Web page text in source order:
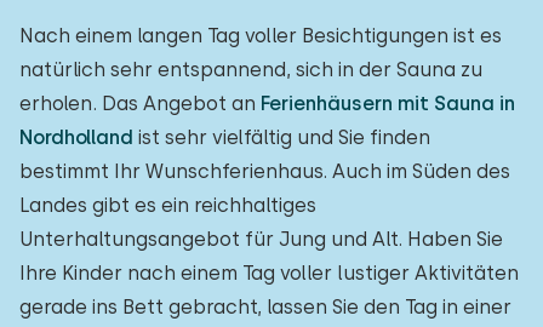
Nach einem langen Tag voller Besichtigungen ist es
natürlich sehr entspannend, sich in der Sauna zu
erholen. Das Angebot an Ferienhäusern mit Sauna in
Nordholland ist sehr vielfältig und Sie finden
bestimmt Ihr Wunschferienhaus. Auch im Süden des
Landes gibt es ein reichhaltiges
Unterhaltungsangebot für Jung und Alt. Haben Sie
Ihre Kinder nach einem Tag voller lustiger Aktivitäten
gerade ins Bett gebracht, lassen Sie den Tag in einer